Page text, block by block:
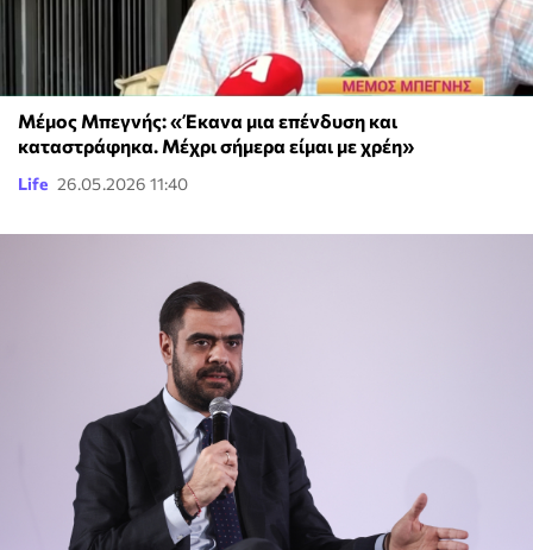
Μέμος Μπεγνής: «Έκανα μια επένδυση και
καταστράφηκα. Mέχρι σήμερα είμαι με χρέη»
Life 26.05.2026 11:40